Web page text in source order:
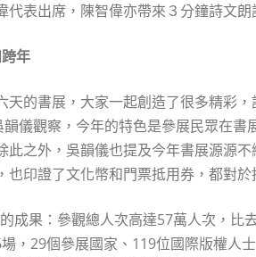
表出席，陳智偉亦帶來３分鐘詩文朗
年
的書展，大家一起創造了很多精彩
儀觀察，今年的特色是參展民眾在書
之外，吳韻儀也提及今年書展源源
印證了文化幣和門票抵用券，都對
成果：參觀總人次高達57萬人次，比
，29個參展國家、119位國際版權人